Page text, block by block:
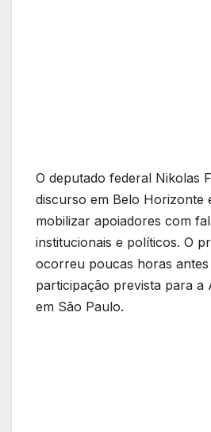
O deputado federal Nikolas
discurso em Belo Horizonte
mobilizar apoiadores com
institucionais e políticos. O
ocorreu poucas horas
participação prevista para a
em São Paulo.